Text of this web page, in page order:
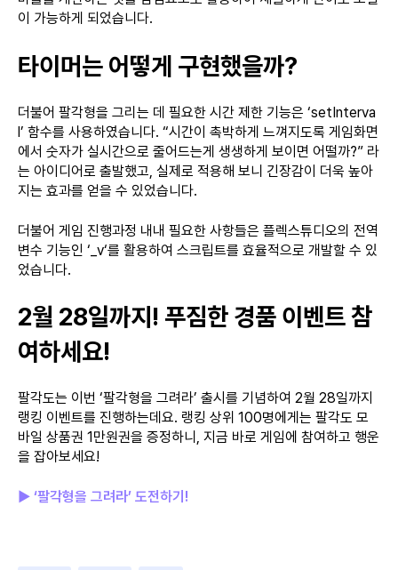
이 가능하게 되었습니다.
타이머는 어떻게 구현했을까?
더불어 팔각형을 그리는 데 필요한 시간 제한 기능은 ‘setInterva
l’ 함수를 사용하였습니다. “시간이 촉박하게 느껴지도록 게임화면
에서 숫자가 실시간으로 줄어드는게 생생하게 보이면 어떨까?” 라
는 아이디어로 출발했고, 실제로 적용해 보니 긴장감이 더욱 높아
지는 효과를 얻을 수 있었습니다.
더불어 게임 진행과정 내내 필요한 사항들은 플렉스튜디오의 전역
변수 기능인 ‘ _v‘를 활용하여 스크립트를 효율적으로 개발할 수 있
었습니다.
2월 28일까지! 푸짐한 경품 이벤트 참
여하세요!
팔각도는 이번 ‘팔각형을 그려라’ 출시를 기념하여 2월 28일까지
랭킹 이벤트를 진행하는데요. 랭킹 상위 100명에게는 팔각도 모
바일 상품권 1만원권을 증정하니, 지금 바로 게임에 참여하고 행운
을 잡아보세요!
▶ ‘팔각형을 그려라’ 도전하기!